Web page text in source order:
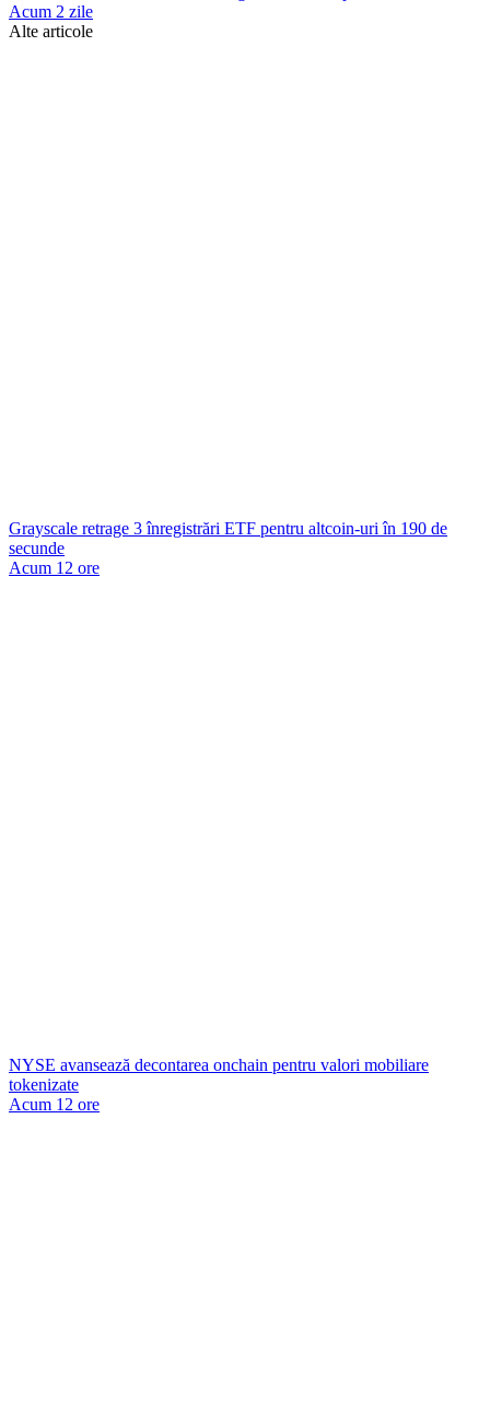
Acum 2 zile
Alte articole
Grayscale retrage 3 înregistrări ETF pentru altcoin-uri în 190 de
secunde
Acum 12 ore
NYSE avansează decontarea onchain pentru valori mobiliare
tokenizate
Acum 12 ore